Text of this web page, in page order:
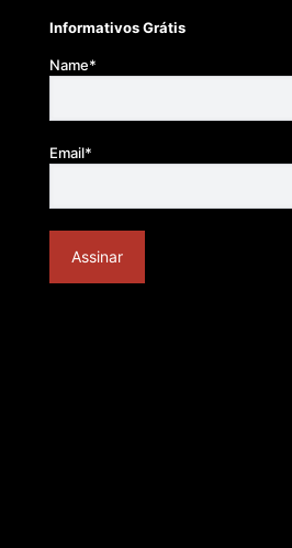
Informativos Grátis
Name*
Email*